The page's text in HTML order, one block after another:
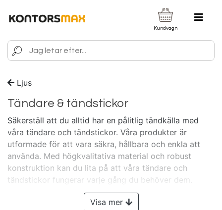
Kundvagn
Ljus
Tändare & tändstickor
Säkerställ att du alltid har en pålitlig tändkälla med
våra tändare och tändstickor. Våra produkter är
utformade för att vara säkra, hållbara och enkla att
använda. Med högkvalitativa material och robust
konstruktion kan du lita på att våra tändare och
tändstickor fungerar varje gång du behöver dem.
Perfekta för både vardagsbruk och nödsituationer,
våra tändare och tändstickor finns i olika storlekar och
Visa mer